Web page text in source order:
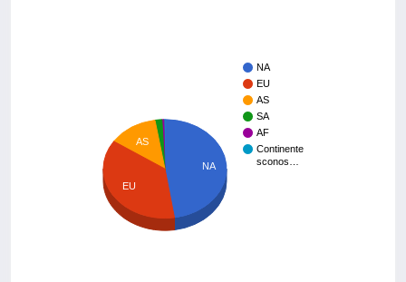
NA
EU
AS
SA
AF
Continente
sconos…
NA
AS
EU